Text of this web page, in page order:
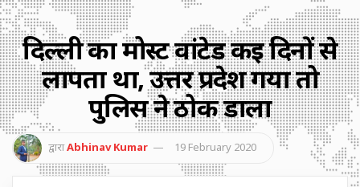
दिल्ली का मोस्ट वांटेड कई दिनों से
लापता था, उत्तर प्रदेश गया तो
पुलिस ने ठोक डाला
द्वाराAbhinav Kumar 19 February 2020